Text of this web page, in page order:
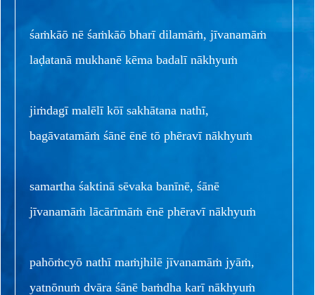
śaṁkāō nē śaṁkāō bharī dilamāṁ, jīvanamāṁ
laḍatanā mukhanē kēma badalī nākhyuṁ
jiṁdagī malēlī kōī sakhātana nathī,
bagāvatamāṁ śānē ēnē tō phēravī nākhyuṁ
samartha śaktinā sēvaka banīnē, śānē
jīvanamāṁ lācārīmāṁ ēnē phēravī nākhyuṁ
pahōṁcyō nathī maṁjhilē jīvanamāṁ jyāṁ,
yatnōnuṁ dvāra śānē baṁdha karī nākhyuṁ